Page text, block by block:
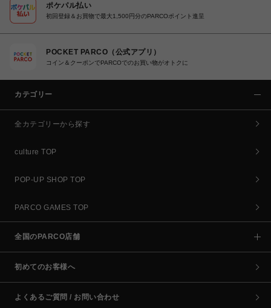
ポケパル払い
初回登録＆お買物で最大1,500円分のPARCOポイント進呈
POCKET PARCO（公式アプリ）
コイン＆クーポンでPARCOでのお買い物がオトクに
カテゴリー
全カテゴリーから探す
culture TOP
POP-UP SHOP TOP
PARCO GAMES TOP
全国のPARCO店舗
初めてのお客様へ
よくあるご質問 / お問い合わせ